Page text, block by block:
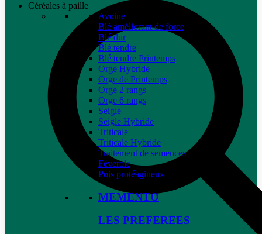
Céréales à paille
Avoine
Blé améliorant de force
Blé dur
Blé tendre
Blé tendre Printemps
Orge Hybride
Orge de Printemps
Orge 2 rangs
Orge 6 rangs
Seigle
Seigle Hybride
Triticale
Triticale Hybride
Traitement de semences
Féverole
Pois protéagineux
MEMENTO
LES PREFEREES